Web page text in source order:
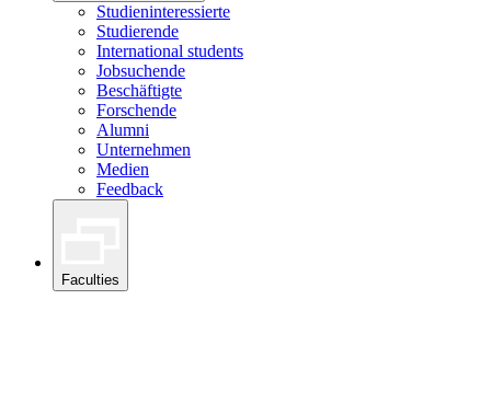
Studieninteressierte
Studierende
International students
Jobsuchende
Beschäftigte
Forschende
Alumni
Unternehmen
Medien
Feedback
Faculties